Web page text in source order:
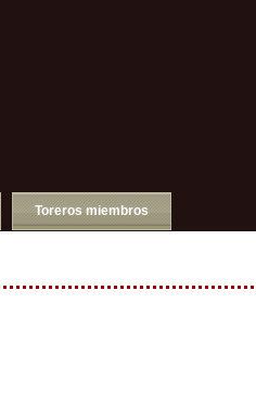
Toreros miembros